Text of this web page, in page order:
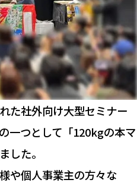
た社外向け大型セミナー
一つとして「120kgの本マ
した。
や個人事業主の方々な